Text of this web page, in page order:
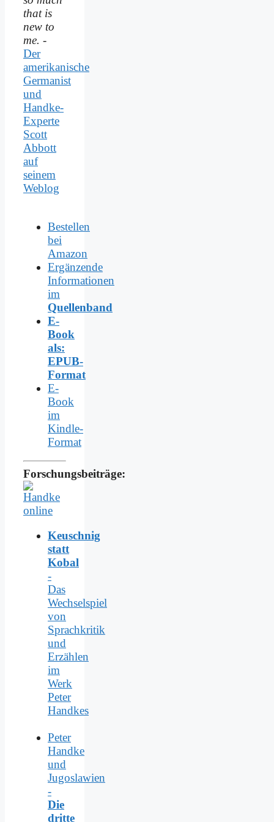
that is
new to
me. -
Der
amerikanische
Germanist
und
Handke-
Experte
Scott
Abbott
auf
seinem
Weblog
Bestellen
bei
Amazon
Ergänzende
Informationen
im
Quellenband
E-
Book
als:
EPUB-
Format
E-
Book
im
Kindle-
Format
Forschungsbeiträge:
Keuschnig
statt
Kobal
-
Das
Wechselspiel
von
Sprachkritik
und
Erzählen
im
Werk
Peter
Handkes
Peter
Handke
und
Jugoslawien
-
Die
dritte